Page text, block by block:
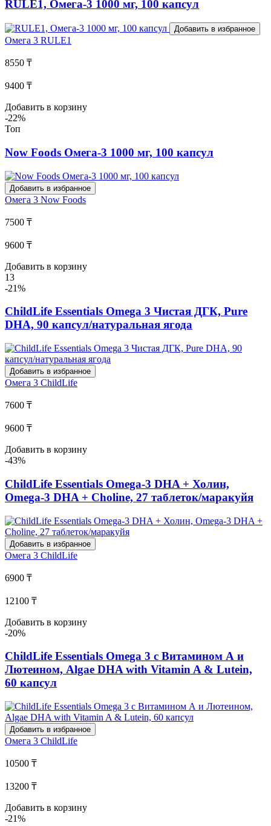
RULE1, Омега-3 1000 мг, 100 капсул
Добавить в избранное
Омега 3 RULE1
8550 ₸
9400 ₸
Добавить в корзину
-22%
Топ
Now Foods Омега-3 1000 мг, 100 капсул
Добавить в избранное
Омега 3 Now Foods
7500 ₸
9600 ₸
Добавить в корзину
13
-21%
ChildLife Essentials Omega 3 Чистая ДГК, Pure
DHA, 90 капсул/натуральная ягода
Добавить в избранное
Омега 3 ChildLife
7600 ₸
9600 ₸
Добавить в корзину
-43%
ChildLife Essentials Omega-3 DHA + Холин,
Omega-3 DHA + Choline, 27 таблеток/маракуйя
Добавить в избранное
Омега 3 ChildLife
6900 ₸
12100 ₸
Добавить в корзину
-20%
ChildLife Essentials Omega 3 с Витамином А и
Лютеином, Algae DHA with Vitamin A & Lutein,
60 капсул
Добавить в избранное
Омега 3 ChildLife
10500 ₸
13200 ₸
Добавить в корзину
-21%